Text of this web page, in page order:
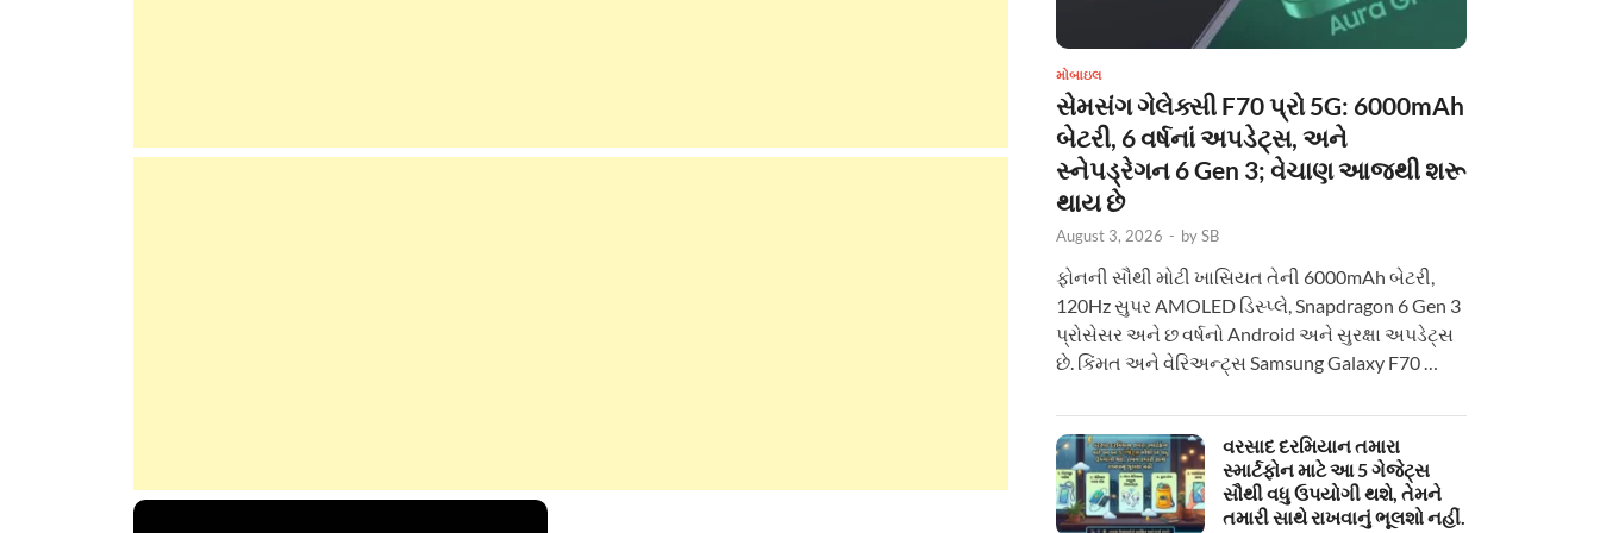
મોબાઇલ
સેમસંગ ગેલેક્સી F70 પ્રો 5G: 6000mAh
બેટરી, 6 વર્ષનાં અપડેટ્સ, અને
સ્નેપડ્રેગન 6 Gen 3; વેચાણ આજથી શરૂ
થાય છે
August 3, 2026 - bySB
ફોનની સૌથી મોટી ખાસિયત તેની 6000mAh બેટરી,
120Hz સુપર AMOLED ડિસ્પ્લે, Snapdragon 6 Gen 3
પ્રોસેસર અને છ વર્ષનો Android અને સુરક્ષા અપડેટ્સ
છે. કિંમત અને વેરિઅન્ટ્સ Samsung Galaxy F70 …
વરસાદ દરમિયાન તમારા
સ્માર્ટફોન માટે આ 5 ગેજેટ્સ
સૌથી વધુ ઉપયોગી થશે, તેમને
તમારી સાથે રાખવાનું ભૂલશો નહીં.